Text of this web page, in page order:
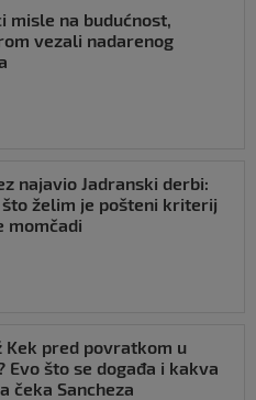
misle na budućnost,
vezali nadarenog
najavio Jadranski derbi:
što želim je pošteni kriterij
momčadi
Kek pred povratkom u
Evo što se događa i kakva
čeka Sancheza